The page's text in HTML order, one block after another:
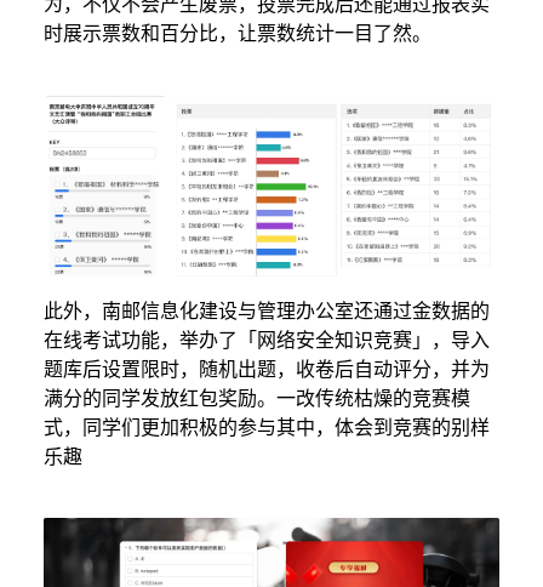
时展示票数和百分比，让票数统计一目了然。
此外，南邮信息化建设与管理办公室还通过金数据的
在线考试功能，举办了「网络安全知识竞赛」，导入
题库后设置限时，随机出题，收卷后自动评分，并为
满分的同学发放红包奖励。一改传统枯燥的竞赛模
式，同学们更加积极的参与其中，体会到竞赛的别样
乐趣